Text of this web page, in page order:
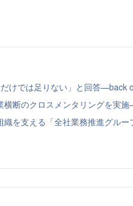
けでは足りない」と回答—back
横断のクロスメンタリングを実
織を支える「全社業務推進グル